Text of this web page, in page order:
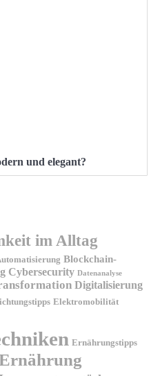
und elegant?
im Alltag
Blockchain-
Cybersecurity Datenanalyse
Digitalisierung
Elektromobilität
Ernährungstipps